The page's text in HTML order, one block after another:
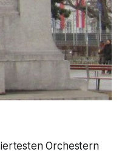
Orchestern